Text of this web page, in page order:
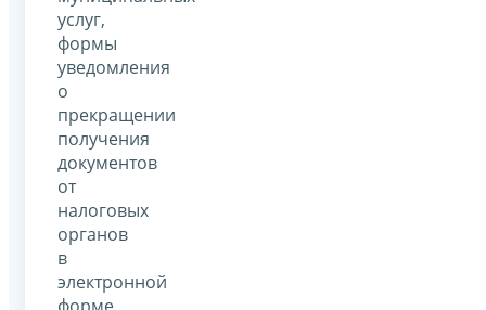
услуг,
формы
уведомления
о
прекращении
получения
документов
от
налоговых
органов
в
электронной